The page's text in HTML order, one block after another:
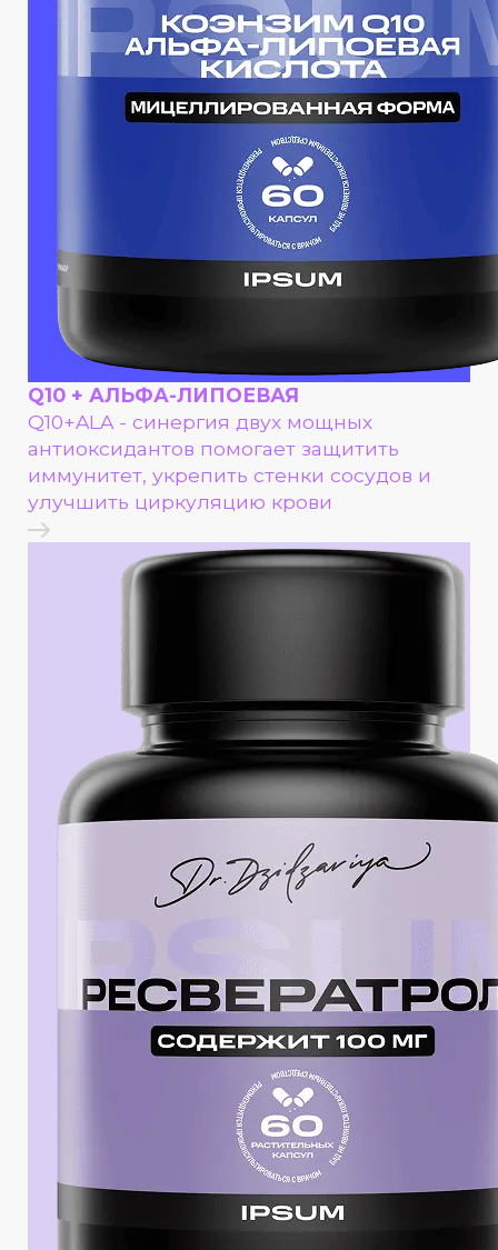
Q10 + АЛЬФА-ЛИПОЕВАЯ
Q10+ALA - cинергия двух мощных
антиоксидантов помогает защитить
иммунитет, укрепить стенки сосудов и
улучшить циркуляцию крови